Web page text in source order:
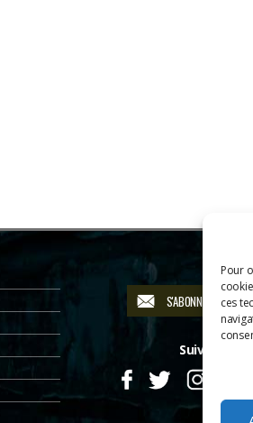
Pour
ces
S'ABONNER À LA
Suivez-nous